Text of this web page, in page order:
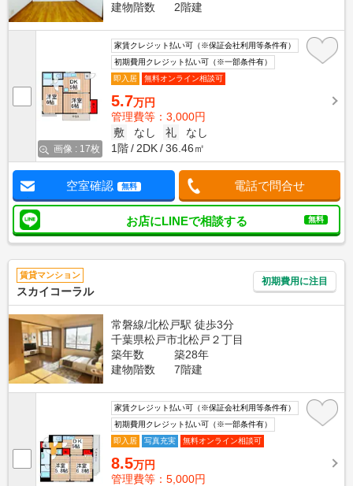
建物階数
2階建
画像 : 17枚
家賃クレジット払い可（※保証会社利用等条件有）
初期費用クレジット払い可（※一部条件有）
即入居
無料オンライン相談可
5.7万円
管理費等：3,000円
敷
なし 礼
なし
1階
2DK 36.46㎡
空室確認 無料 電話で問合せ
お店にLINEで相談する 無料
賃貸マンション
スカイコーラル
初期費用に注目
常磐線/北松戸駅 徒歩3分
千葉県松戸市北松戸２丁目
築年数
築28年
建物階数
7階建
家賃クレジット払い可（※保証会社利用等条件有）
初期費用クレジット払い可（※一部条件有）
即入居
写真充実 無料オンライン相談可
8.5万円
管理費等：5,000円